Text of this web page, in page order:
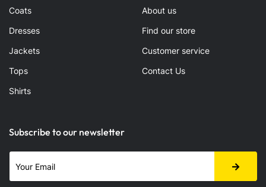
Coats
Dresses
Jackets
Tops
Shirts
About us
Find our store
Customer service
Contact Us
Subscribe to our newsletter